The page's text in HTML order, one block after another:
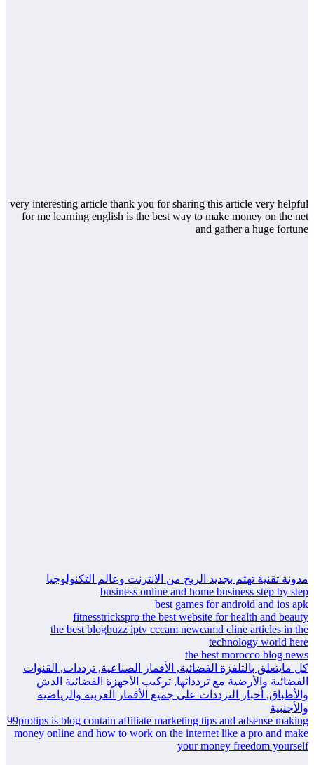
very interesting article thank you for sharing this article very helpful
for me learning english is the best way to make money on the net
and gather a huge fortune
مدونة تقنية تهتم بجديد الربح من الانترنت وعالم التكنولوجيا
business online and home business step by step
best games for android and ios apk
fitnesstrickspro the best website for health and beauty
the best blogbuzz iptv cccam newcamd cline articles in the
technology world here
the best morocco blog news
كل مايتعلق بالتلفزة الفضائية, الأقمار الصناعية, ترددات, القنوات
الفضائية والأرضية مع تردداتها, تركيب الأجهزة الفضائية الدش
والأطباق, أخبار الترددات على جميع الأقمار العربية والرياضية
والأجنبية
99protips is blog contain affiliate marketing tips and adsense making
money online and how to work on the internet like a pro and make
your money freedom yourself